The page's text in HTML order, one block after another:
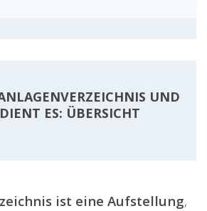
UND
ES: ÜBERSICHT
ist eine Aufstellung,